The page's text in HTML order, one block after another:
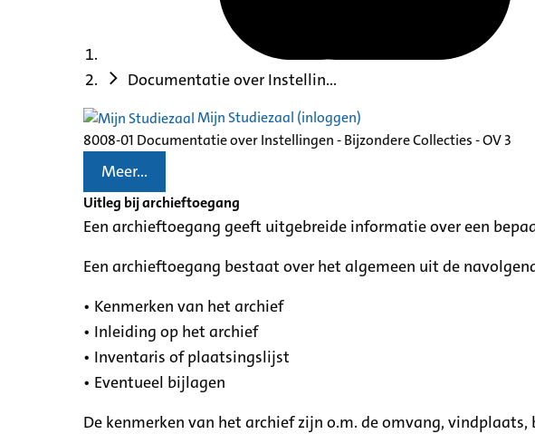
Documentatie over Instellin...
Mijn Studiezaal (inloggen)
8008-01 Documentatie over Instellingen - Bijzondere Collecties - OV 3
Meer...
Uitleg bij archieftoegang
Een archieftoegang geeft uitgebreide informatie over een
Een archieftoegang bestaat over het algemeen uit de
• Kenmerken van het archief
• Inleiding op het archief
• Inventaris of plaatsingslijst
• Eventueel bijlagen
De kenmerken van het archief zijn o.m. de omvang,